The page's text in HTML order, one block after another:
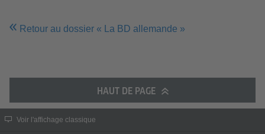
Retour au dossier « La BD allemande »
HAUT DE PAGE
Voir l'affichage classique